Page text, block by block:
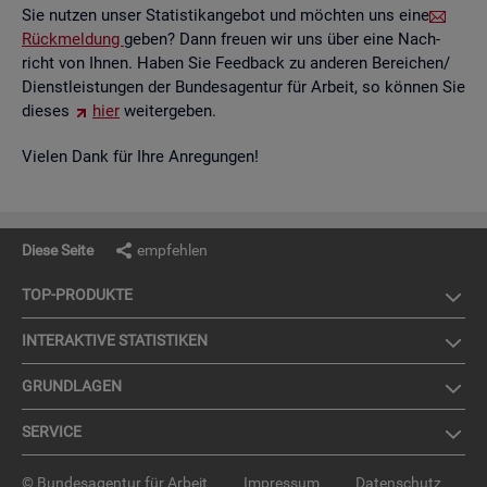
Sie nut­zen unser Sta­tis­tik­an­ge­bot und möch­ten uns eine
Rück­mel­dung geben? Dann freu­en wir uns über eine Nach­
richt von Ihnen. Haben Sie Feed­back zu an­de­ren Be­rei­chen/
Dienst­leis­tun­gen der Bun­des­agen­tur für Ar­beit, so kön­nen Sie
die­ses
hier wei­ter­ge­ben.
Vie­len Dank für Ihre An­re­gun­gen!
Diese Seite empfehlen
TOP-PRO­DUK­TE
IN­TER­AK­TI­VE STA­TIS­TI­KEN
GRUND­LA­GEN
SER­VICE
© Bundesagentur für Arbeit Impressum Datenschutz